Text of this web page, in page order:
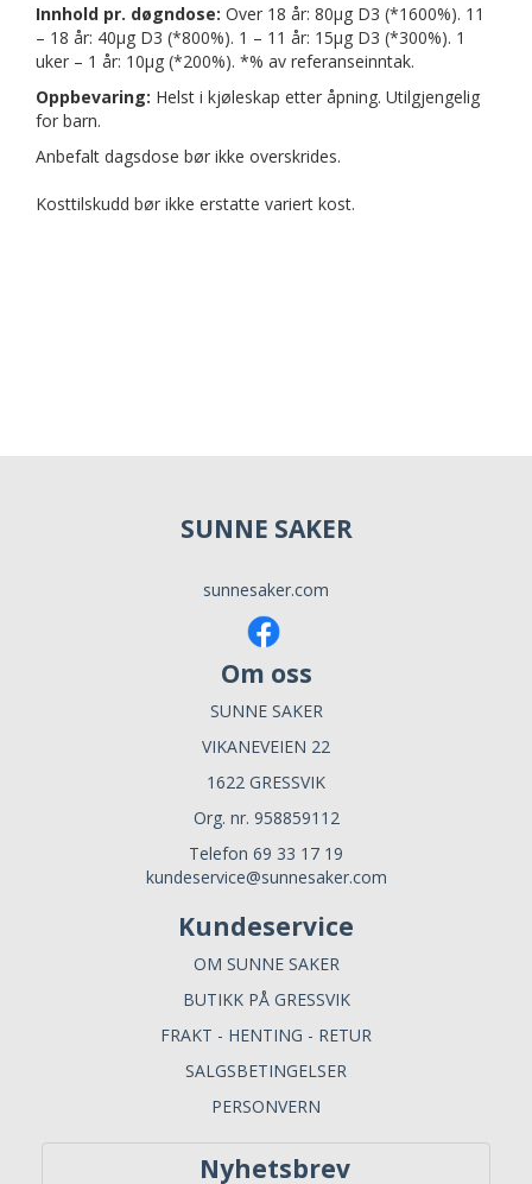
Innhold pr. døgndose: Over 18 år: 80µg D3 (*1600%). 11
– 18 år: 40µg D3 (*800%). 1 – 11 år: 15μg D3 (*300%). 1
uker – 1 år: 10μg (*200%). *% av referanseinntak.
Oppbevaring: Helst i kjøleskap etter åpning. Utilgjengelig
for barn.
Anbefalt dagsdose bør ikke overskrides.
Kosttilskudd bør ikke erstatte variert kost.
SUNNE SAKER
sunnesaker.com
Om oss
SUNNE SAKER
VIKANEVEIEN 22
1622 GRESSVIK
Org. nr. 958859112
Telefon 69 33 17 19
kundeservice@sunnesaker.com
Kundeservice
OM SUNNE SAKER
BUTIKK PÅ GRESSVIK
FRAKT - HENTING - RETUR
SALGSBETINGELSER
PERSONVERN
Nyhetsbrev